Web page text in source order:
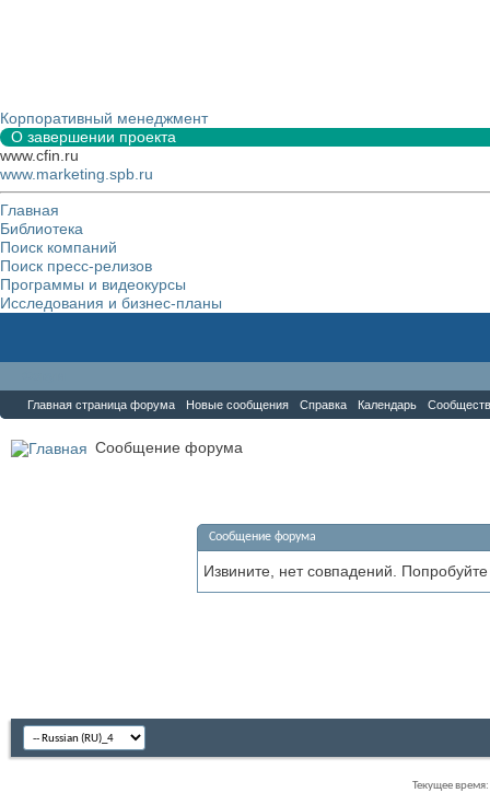
Корпоративный менеджмент
О завершении проекта
www.cfin.ru
www.marketing.spb.ru
Главная
Библиотека
Поиск компаний
Поиск пресс-релизов
Программы и видеокурсы
Исследования и бизнес-планы
Главная страница форума Новые сообщения Справка Календарь
Сообщение форума
Сообщение форума
Извините, нет совпадений.
Текущее время: